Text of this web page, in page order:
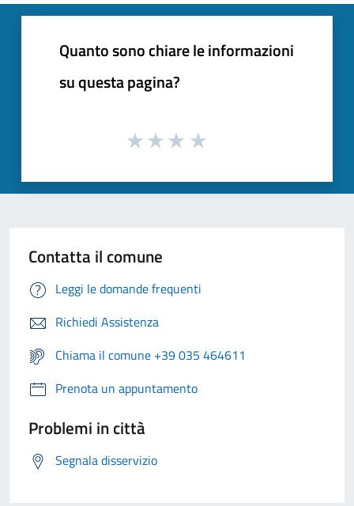
Quanto sono chiare le informazioni
su questa pagina?
Contatta il comune
Leggi le domande frequenti
Richiedi Assistenza
Chiama il comune +39 035 464611
Prenota un appuntamento
Problemi in città
Segnala disservizio